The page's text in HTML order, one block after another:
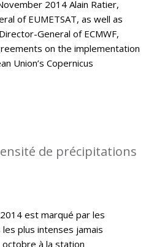
2014 Alain Ratier,
of EUMETSAT, as well as
General of ECMWF,
on the implementation
Union’s Copernicus
de précipitations
est marqué par les
plus intenses jamais
à la station